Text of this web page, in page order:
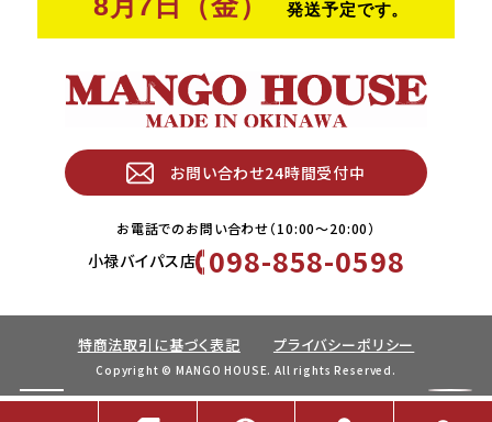
お問い合わせ24時間受付中
お電話でのお問い合わせ（10:00〜20:00）
小禄バイパス店 098-858-0598
特商法取引に基づく表記 プライバシーポリシー
Copyright © MANGO HOUSE. All rights Reserved.